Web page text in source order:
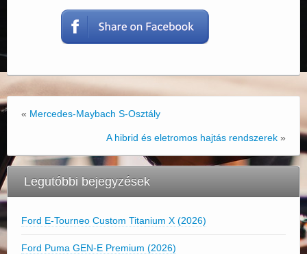
« Mercedes-Maybach S-Osztály
A hibrid és eletromos hajtás rendszerek »
Legutóbbi bejegyzések
Ford E-Tourneo Custom Titanium X (2026)
Ford Puma GEN-E Premium (2026)